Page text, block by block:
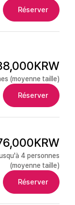
Réserver
(moyenne taille)
Réserver
4 personnes
(moyenne taille)
Réserver